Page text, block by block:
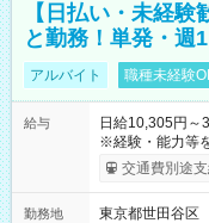
【日払い・未経
と勤務！単発・週
アルバイト 職種未経験
給与
日給10,305円～
※経験・能力等を考
間】試用期間な
交通費別途支
勤務地
東京都世田谷区